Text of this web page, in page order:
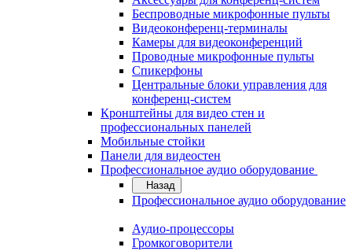
Беспроводные микрофонные пульты
Видеоконференц-терминалы
Камеры для видеоконференций
Проводные микрофонные пульты
Спикерфоны
Центральные блоки управления для
конференц-систем
Кронштейны для видео стен и
профессиональных панелей
Мобильные стойки
Панели для видеостен
Профессиональное аудио оборудование
Назад
Профессиональное аудио оборудование
Аудио-процессоры
Громкоговорители